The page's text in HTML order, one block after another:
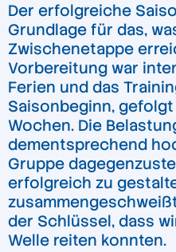
Der erfolgreiche
Grundlage für das,
Zwischenetappe
Vorbereitung war
Ferien und das
Saisonbeginn,
Wochen. Die
dementsprechend
Gruppe
erfolgreich zu
der Schlüssel, dass
Welle reiten konnten.